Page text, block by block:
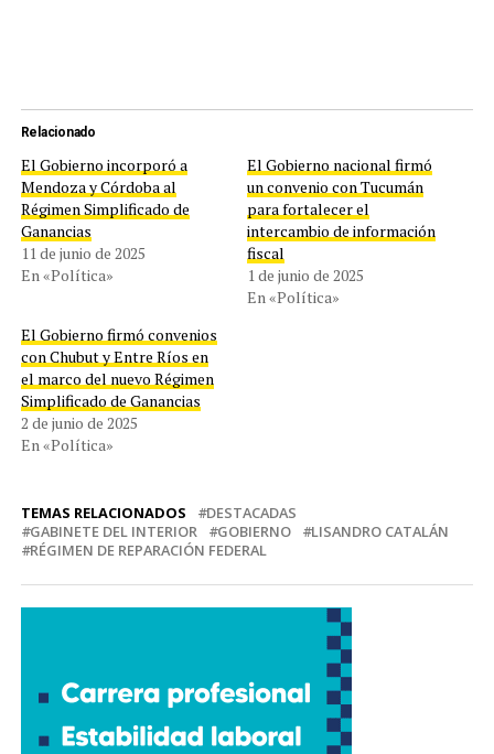
Relacionado
El Gobierno incorporó a
Mendoza y Córdoba al
Régimen Simplificado de
Ganancias
11 de junio de 2025
En «Política»
El Gobierno nacional firmó
un convenio con Tucumán
para fortalecer el
intercambio de información
fiscal
1 de junio de 2025
En «Política»
El Gobierno firmó convenios
con Chubut y Entre Ríos en
el marco del nuevo Régimen
Simplificado de Ganancias
2 de junio de 2025
En «Política»
TEMAS RELACIONADOS
DESTACADAS
GABINETE DEL INTERIOR
GOBIERNO
LISANDRO CATALÁN
RÉGIMEN DE REPARACIÓN FEDERAL